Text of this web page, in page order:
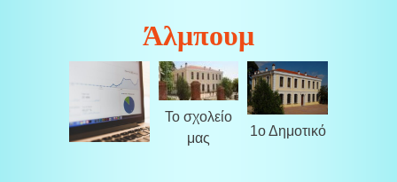
Άλμπουμ
Το σχολείο
μας
1ο Δημοτικό